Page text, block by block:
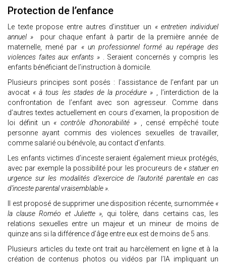
Protection de l’enfance
Le texte propose entre autres d’instituer un « entretien individuel
annuel »
pour chaque enfant à partir de la première année de
maternelle, mené par « un professionnel formé au repérage des
violences faites aux enfants » . Seraient concernés y compris les
enfants bénéficiant de l’instruction à domicile.
Plusieurs principes sont posés : l’assistance de l’enfant par un
avocat « à tous les stades de la procédure » , l’interdiction de la
confrontation de l’enfant avec son agresseur. Comme dans
d’autres textes actuellement en cours d’examen, la proposition de
loi définit un « contrôle d’honorabilité » , censé empêché toute
personne ayant commis des violences sexuelles de travailler,
comme salarié ou bénévole, au contact d’enfants.
Les enfants victimes d’inceste seraient également mieux protégés,
avec par exemple la possibilité pour les procureurs de « statuer en
urgence sur les modalités d’exercice de l’autorité parentale en cas
d’inceste parental vraisemblable ».
Il est proposé de supprimer une disposition récente, surnommée «
la clause Roméo et Juliette », qui tolère, dans certains cas, les
relations sexuelles entre un majeur et un mineur de moins de
quinze ans si la différence d’âge entre eux est de moins de 5 ans.
Plusieurs articles du texte ont trait au harcèlement en ligne et à la
création de contenus photos ou vidéos par l’IA impliquant un